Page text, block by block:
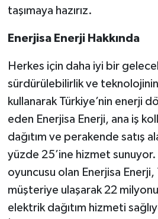
taşımaya hazırız.
Enerjisa Enerji Hakkında
Herkes için daha iyi bir
sürdürülebilirlik ve
kullanarak Türkiye’nin enerji
eden Enerjisa Enerji, ana iş
dağıtım ve perakende satış
yüzde 25’ine hizmet
oyuncusu olan Enerjisa
müşteriye ulaşarak 22 milyonu
elektrik dağıtım hizmeti